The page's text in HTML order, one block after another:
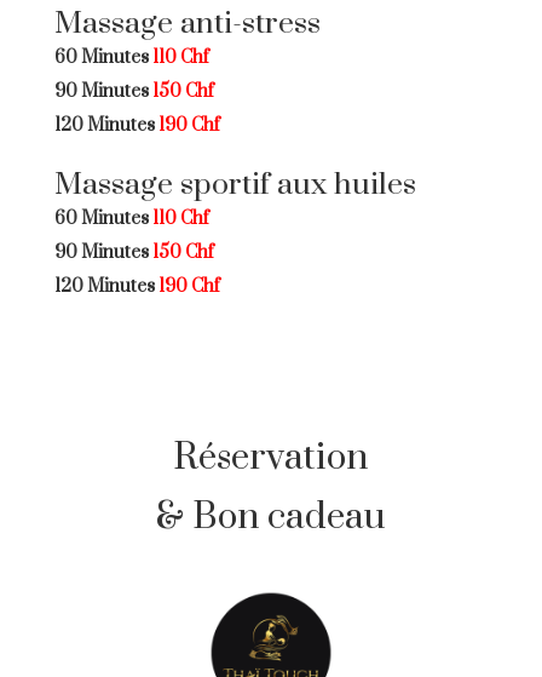
Massage anti-stress
60 Minutes 110 Chf
90 Minutes 150 Chf
120 Minutes 190 Chf
Massage sportif aux huiles
60 Minutes 110 Chf
90 Minutes 150 Chf
120 Minutes 190 Chf
Réservation
& Bon cadeau